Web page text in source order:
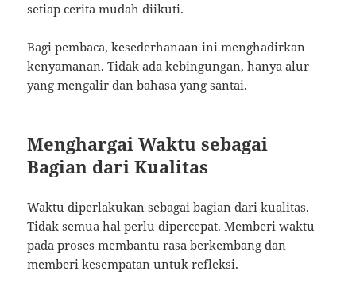
setiap cerita mudah diikuti.
Bagi pembaca, kesederhanaan ini menghadirkan
kenyamanan. Tidak ada kebingungan, hanya alur
yang mengalir dan bahasa yang santai.
Menghargai Waktu sebagai
Bagian dari Kualitas
Waktu diperlakukan sebagai bagian dari kualitas.
Tidak semua hal perlu dipercepat. Memberi waktu
pada proses membantu rasa berkembang dan
memberi kesempatan untuk refleksi.